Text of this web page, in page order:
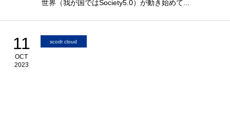
世界（我が国ではSociety5.0）が動き始めて...
11
OCT
2023
scodt cloud